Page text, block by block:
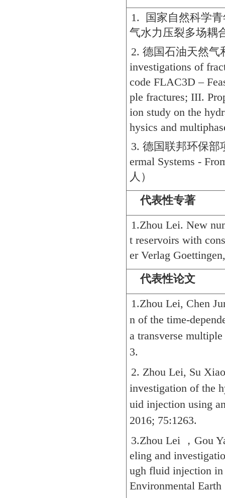
1.
国家自然科学
气水力压裂多场耦
2. 德国石油天然气
investigations of
code FLAC3D –
ple fractures; III.
ion study on the
hysics and
3. 德国联邦环保部
ermal Systems -
人）
代表性专著
1.Zhou Lei. New
t reservoirs with
er Verlag
代表性论文
1.Zhou Lei, Chen
n of the time-
a transverse
3.
2. Zhou Lei, Su
investigation of the
uid injection using
2016; 75:1263.
3.Zhou Lei
， Gou
eling and
ugh fluid injection
Environmental Earth